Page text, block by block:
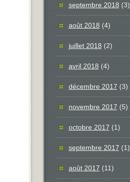
septembre 2018 (3)
août 2018 (4)
juillet 2018 (2)
avril 2018 (4)
décembre 2017 (3)
novembre 2017 (5)
octobre 2017 (1)
septembre 2017 (1)
août 2017 (11)